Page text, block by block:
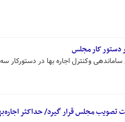
دستور کار مجلس
وکنترل اجاره بها در دستورکار